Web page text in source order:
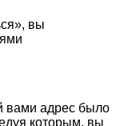
вы
вами адрес было
которым, вы